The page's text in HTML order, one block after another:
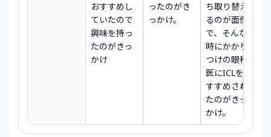
おすすめし
ていたので
興味を持っ
たのがきっ
かけ
ったのがき
っかけ。
ち取り替え
るのが面倒
で、そんな
時にかかり
つけの眼科
医にICLをお
すすめされ
たのがきっ
かけ。